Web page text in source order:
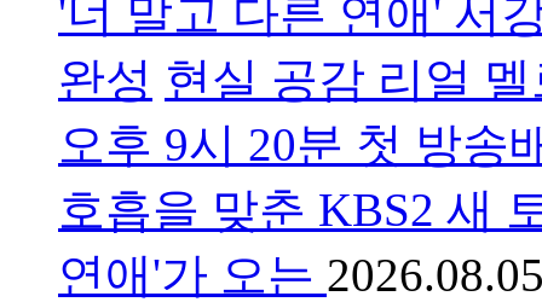
'너 말고 다른 연애' 서
완성 현실 공감 리얼
오후 9시 20분 첫 방송
호흡을 맞춘 KBS2 새
연애'가 오는